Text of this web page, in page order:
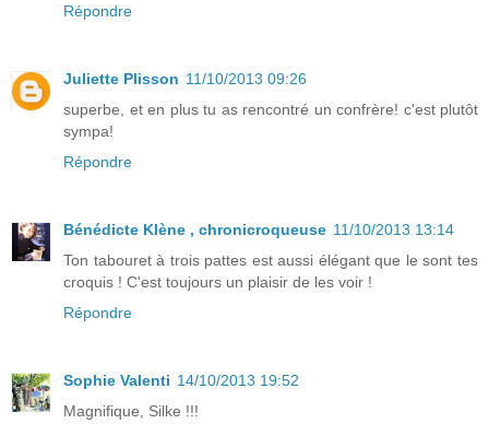
Répondre
Juliette Plisson 11/10/2013 09:26
superbe, et en plus tu as rencontré un confrère! c'est plutôt
sympa!
Répondre
Bénédicte Klène , chronicroqueuse 11/10/2013 13:14
Ton tabouret à trois pattes est aussi élégant que le sont tes
croquis ! C'est toujours un plaisir de les voir !
Répondre
Sophie Valenti 14/10/2013 19:52
Magnifique, Silke !!!